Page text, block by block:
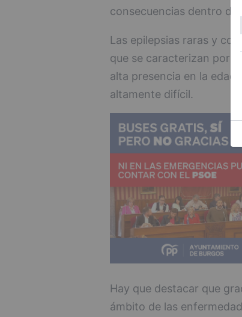
consecuencias dentro
Las epilepsias raras y
que se caracterizan por
alta presencia en la edad
altamente difícil.
Hay que destacar que
ámbito de las